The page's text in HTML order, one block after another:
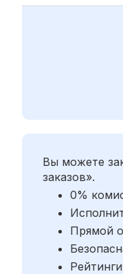
Вы можете
заказов».
0%
Прямой